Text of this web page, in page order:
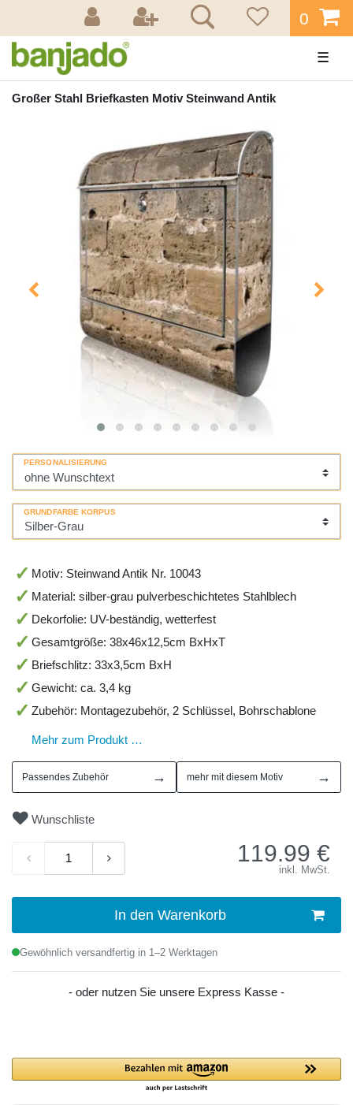
0
☰
Großer Stahl Briefkasten Motiv Steinwand Antik
PERSONALISIERUNG
GRUNDFARBE KORPUS
Motiv: Steinwand Antik Nr. 10043
Material: silber-grau pulverbeschichtetes Stahlblech
Dekorfolie: UV-beständig, wetterfest
Gesamtgröße: 38x46x12,5cm BxHxT
Briefschlitz: 33x3,5cm BxH
Gewicht: ca. 3,4 kg
Zubehör: Montagezubehör, 2 Schlüssel, Bohrschablone
Mehr zum Produkt …
Passendes Zubehör → mehr mit diesem Motiv →
Wunschliste
119.99 €
inkl. MwSt.
In den Warenkorb
Gewöhnlich versandfertig in 1–2 Werktagen
- oder nutzen Sie unsere Express Kasse -